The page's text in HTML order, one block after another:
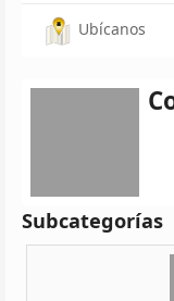
Ubícanos
Subcategorías